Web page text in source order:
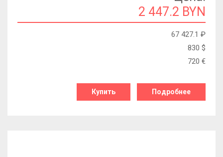
2 447.2 BYN
67 427.1 ₽
830 $
720 €
Купить Подробнее